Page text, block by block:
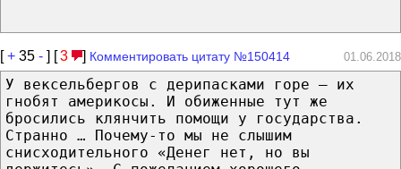
[+ 35 - ] [3 ] Комментировать цитату №150414 01.06.2018
У вексельбергов с дерипасками горе – их
гнобят америкосы. И обиженные тут же
бросились клянчить помощи у государства.
Странно … Почему-то мы не слышим
снисходительного «Денег нет, но вы